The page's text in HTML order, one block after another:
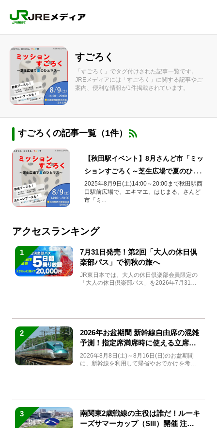
すごろく
「すごろく」でタグ付けされた記事一覧です。
JREメディアには「すごろく」に関する記事やご
案内、便利な情報が1件掲載されています。
すごろくの記事一覧（1件）
【秋田駅イベント】8月さんど市「ミッ
ションすごろく～芝生広場で夏のひと
マス」開催！
2025年8月9日(土)14:00～20:00まで秋田駅西
口駅前広場で、エキマエ、はじまる。さんど
市「ミ...
アクセスランキング
1
7月31日発売！第2回「大人の休日倶
楽部パス」で初秋の旅へ
JR東日本では、大人の休日倶楽部会員限定の
「大人の休日倶楽部パス」を2026年7月31日
2
2026年お盆期間 新幹線自由席の混雑
予測！指定席満席時に使える立席特
急券も解説
2026年8月8日(土)～8月16日(日)のお盆期間
に、新幹線を利用して帰省やおでかけを考え
3
南関東2歳戦線の主役は誰だ！ルーキ
ーズサマーカップ（SIII）開催 注目